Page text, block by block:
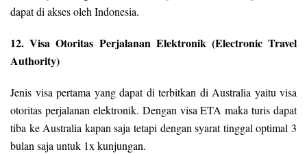
dapat di akses oleh Indonesia.
12. Visa Otoritas Perjalanan Elektronik (Electronic Travel
Authority)
Jenis visa pertama yang dapat di terbitkan di Australia yaitu visa
otoritas perjalanan elektronik. Dengan visa ETA maka turis dapat
tiba ke Australia kapan saja tetapi dengan syarat tinggal optimal 3
bulan saja untuk 1x kunjungan.